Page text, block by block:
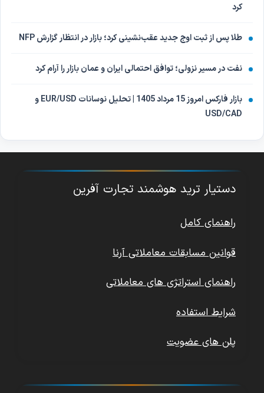
کرد
طلا پس از ثبت اوج جدید عقب‌نشینی کرد؛ بازار در انتظار گزارش NFP
نفت در مسیر نزولی؛ توافق احتمالی ایران و عمان بازار را آرام کرد
بازار فارکس امروز 15 مرداد 1405 | تحلیل نوسانات EUR/USD و
USD/CAD
دستیار ترید هوشمند تجارت آفرین
راهنمای کامل
قوانین مسابقات معاملاتی آرنا
راهنمای استراتژی های معاملاتی
شرایط استفاده
پلن های عضویت